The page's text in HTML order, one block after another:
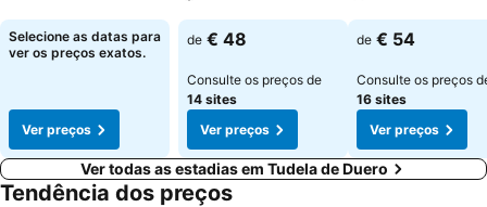
Selecione as datas para
ver os preços exatos.
Ver preços
Ver preços
de € 48
Consulte os preços de
14 sites
Ver preços
Ver preços
de € 54
Consulte os preços
16 sites
Ver preços
Ver todas as estadias em Tudela de Duero
Tendência dos preços